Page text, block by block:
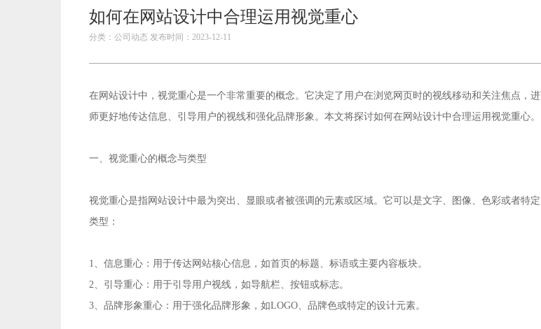
如何在网站设计中合理运用视觉重心
分类：公司动态 发布时间：2023-12-11
在网站设计中，视觉重心是一个非常重要的概念。它决定了用户在浏览网页时的视线移动和关注焦点，
师更好地传达信息、引导用户的视线和强化品牌形象。本文将探讨如何在网站设计中合理运用视觉重心。
一、视觉重心的概念与类型
视觉重心是指网站设计中最为突出、显眼或者被强调的元素或区域。它可以是文字、图像、色彩或者特
类型：
1、信息重心：用于传达网站核心信息，如首页的标题、标语或主要内容板块。
2、引导重心：用于引导用户视线，如导航栏、按钮或标志。
3、品牌形象重心：用于强化品牌形象，如LOGO、品牌色或特定的设计元素。